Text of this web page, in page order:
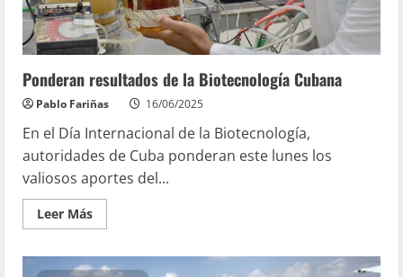
Ponderan resultados de la Biotecnología Cubana
Pablo Fariñas 16/06/2025
En el Día Internacional de la Biotecnología,
autoridades de Cuba ponderan este lunes los
valiosos aportes del...
Leer Más